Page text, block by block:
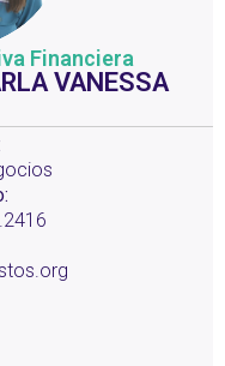
Financiera
VANESSA